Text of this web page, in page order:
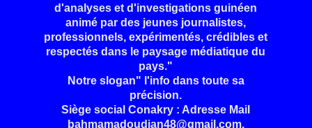
d'analyses et d'investigations guinéen
animé par des jeunes journalistes,
professionnels, expérimentés, crédibles et
respectés dans le paysage médiatique du
pays."
Notre slogan" l'info dans toute sa
précision.
Siège social Conakry : Adresse Mail
bahmamadoudian48@gmail.com.